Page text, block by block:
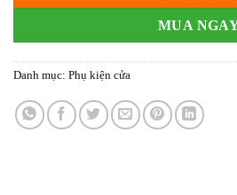
MUA
Danh mục: Phụ kiện cửa